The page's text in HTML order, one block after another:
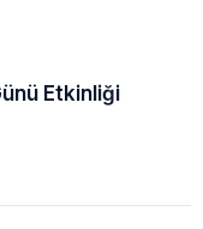
Etkinliği